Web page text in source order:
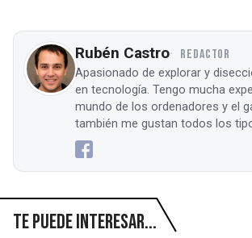
Rubén Castro REDACTOR
Apasionado de explorar y
en tecnología. Tengo mucha
mundo de los ordenadores y el
también me gustan todos los
Te puede interesar...